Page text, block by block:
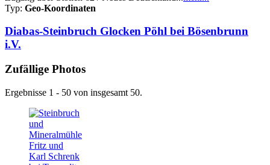
Typ: Geo-Koordinaten
Diabas-Steinbruch Glocken Pöhl bei Bösenbrunn
i.V.
Zufällige Photos
Ergebnisse 1 - 50 von insgesamt 50.